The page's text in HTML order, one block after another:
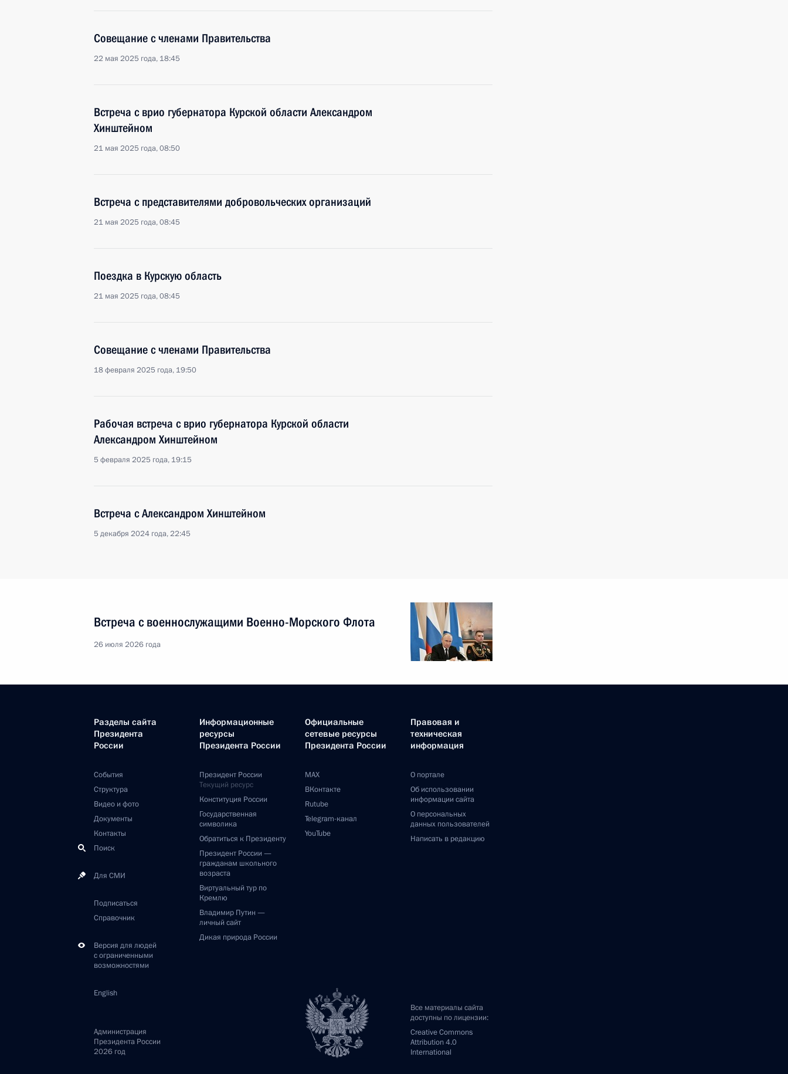
Совещание с членами Правительства
22 мая 2025 года, 18:45
Встреча с врио губернатора Курской области Александром
Хинштейном
21 мая 2025 года, 08:50
Встреча с представителями добровольческих организаций
21 мая 2025 года, 08:45
Поездка в Курскую область
21 мая 2025 года, 08:45
Совещание с членами Правительства
18 февраля 2025 года, 19:50
Рабочая встреча с врио губернатора Курской области
Александром Хинштейном
5 февраля 2025 года, 19:15
Встреча с Александром Хинштейном
5 декабря 2024 года, 22:45
Встреча с военнослужащими Военно-Морского Флота
26 июля 2026 года
Разделы сайта
Президента
России
События
Структура
Видео и фото
Документы
Контакты
Поиск
Для СМИ
Подписаться
Справочник
Версия для людей
с ограниченными
возможностями
English
Информационные
ресурсы
Президента России
Президент России
Текущий ресурс
Конституция России
Государственная
символика
Обратиться к Президенту
Президент России —
гражданам школьного
возраста
Виртуальный тур по
Кремлю
Владимир Путин —
личный сайт
Дикая природа России
Официальные
сетевые ресурсы
Президента России
MAX
ВКонтакте
Rutube
Telegram-канал
YouTube
Правовая и
техническая
информация
О портале
Об использовании
информации сайта
О персональных
данных пользователей
Написать в редакцию
Все материалы сайта
доступны по лицензии:
Creative Commons
Attribution 4.0
International
Администрация
Президента России
2026 год